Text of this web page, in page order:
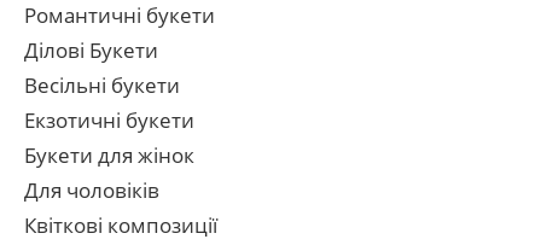
Романтичні букети
Ділові Букети
Весільні букети
Екзотичні букети
Букети для жінок
Для чоловіків
Квіткові композиції